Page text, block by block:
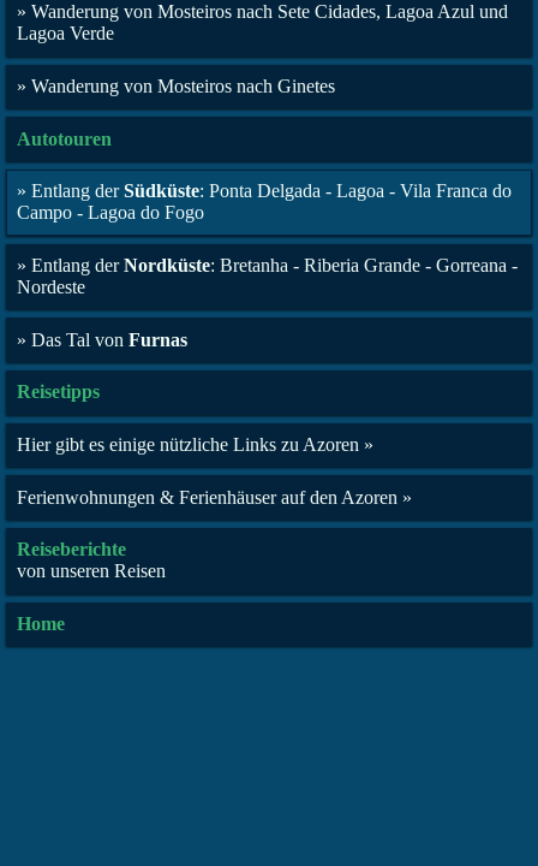
» Wanderung von Mosteiros nach Sete Cidades, Lagoa Azul und
Lagoa Verde
» Wanderung von Mosteiros nach Ginetes
Autotouren
» Entlang derSüdküste: Ponta Delgada - Lagoa - Vila Franca do
Campo - Lagoa do Fogo
» Entlang derNordküste: Bretanha - Riberia Grande - Gorreana -
Nordeste
» Das Tal vonFurnas
Reisetipps
Hier gibt es einige nützliche Links zu Azoren »
Ferienwohnungen & Ferienhäuser auf den Azoren »
Reiseberichte
von unseren Reisen
Home